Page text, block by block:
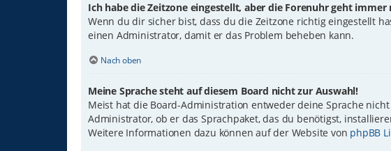
Ich habe die Zeitzone eingestellt, aber die Forenuhr geht immer
Wenn du dir sicher bist, dass du die Zeitzone richtig eingestellt
einen Administrator, damit er das Problem beheben kann.
Nach oben
Meine Sprache steht auf diesem Board nicht zur Auswahl!
Meist hat die Board-Administration entweder deine Sprache
Administrator, ob er das Sprachpaket, das du benötigst,
Weitere Informationen dazu können auf der Website von phpBB